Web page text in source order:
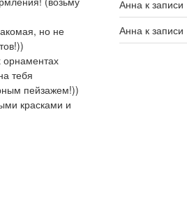
но не
орнаментах
тебя
пейзажем!))
красками и
Аннак записи
Аннак записи